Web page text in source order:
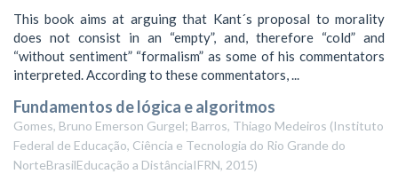
This book aims at arguing that Kant´s proposal to morality
does not consist in an “empty”, and, therefore “cold” and
“without sentiment” “formalism” as some of his commentators
interpreted. According to these commentators, ...
Fundamentos de lógica e algoritmos
Gomes, Bruno Emerson Gurgel; Barros, Thiago Medeiros (Instituto
Federal de Educação, Ciência e Tecnologia do Rio Grande do
NorteBrasilEducação a DistânciaIFRN, 2015)